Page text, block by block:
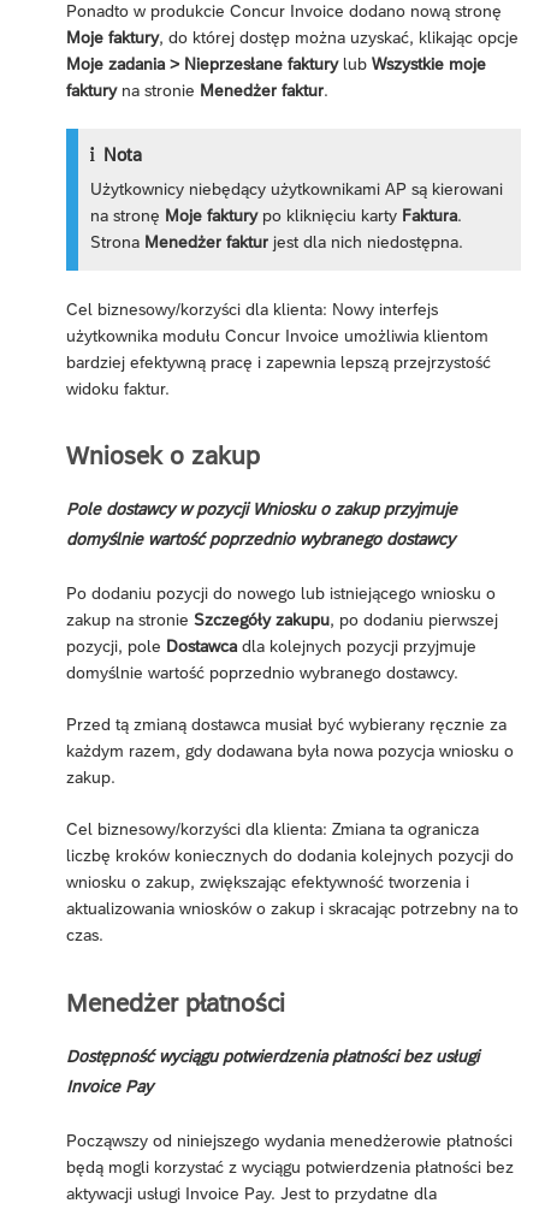
Ponadto w produkcie Concur Invoice dodano nową stronę
Moje faktury, do której dostęp można uzyskać, klikając opcje
Moje zadania > Nieprzesłane fakturylub Wszystkie moje
fakturyna stronie Menedżer faktur.
Nota
Użytkownicy niebędący użytkownikami AP są kierowani
na stronę Moje fakturypo kliknięciu karty Faktura.
Strona Menedżer faktur jest dla nich niedostępna.
Cel biznesowy/korzyści dla klienta: Nowy interfejs
użytkownika modułu Concur Invoice umożliwia klientom
bardziej efektywną pracę i zapewnia lepszą przejrzystość
widoku faktur.
Wniosek o zakup
Pole dostawcy w pozycji Wniosku o zakup przyjmuje
domyślnie wartość poprzednio wybranego dostawcy
Po dodaniu pozycji do nowego lub istniejącego wniosku o
zakup na stronie Szczegóły zakupu, po dodaniu pierwszej
pozycji, pole Dostawca dla kolejnych pozycji przyjmuje
domyślnie wartość poprzednio wybranego dostawcy.
Przed tą zmianą dostawca musiał być wybierany ręcznie za
każdym razem, gdy dodawana była nowa pozycja wniosku o
zakup.
Cel biznesowy/korzyści dla klienta: Zmiana ta ogranicza
liczbę kroków koniecznych do dodania kolejnych pozycji do
wniosku o zakup, zwiększając efektywność tworzenia i
aktualizowania wniosków o zakup i skracając potrzebny na to
czas.
Menedżer płatności
Dostępność wyciągu potwierdzenia płatności bez usługi
Invoice Pay
Począwszy od niniejszego wydania menedżerowie płatności
będą mogli korzystać z wyciągu potwierdzenia płatności bez
aktywacji usługi Invoice Pay. Jest to przydatne dla